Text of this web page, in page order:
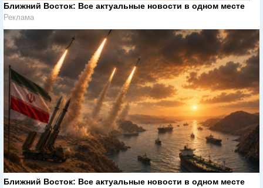
Ближний Восток: Все актуальные новости в одном месте
Реклама
Ближний Восток: Все актуальные новости в одном месте